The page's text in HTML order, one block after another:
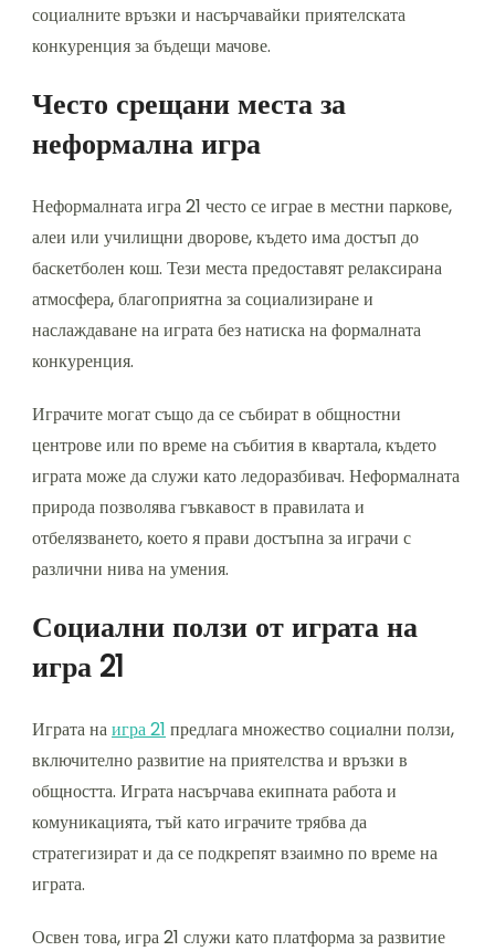
социалните връзки и насърчавайки приятелската
конкуренция за бъдещи мачове.
Често срещани места за
неформална игра
Неформалната игра 21 често се играе в местни паркове,
алеи или училищни дворове, където има достъп до
баскетболен кош. Тези места предоставят релаксирана
атмосфера, благоприятна за социализиране и
наслаждаване на играта без натиска на формалната
конкуренция.
Играчите могат също да се събират в общностни
центрове или по време на събития в квартала, където
играта може да служи като ледоразбивач. Неформалната
природа позволява гъвкавост в правилата и
отбелязването, което я прави достъпна за играчи с
различни нива на умения.
Социални ползи от играта на
игра 21
Играта наигра 21 предлага множество социални ползи,
включително развитие на приятелства и връзки в
общността. Играта насърчава екипната работа и
комуникацията, тъй като играчите трябва да
стратегизират и да се подкрепят взаимно по време на
играта.
Освен това, игра 21 служи като платформа за развитие